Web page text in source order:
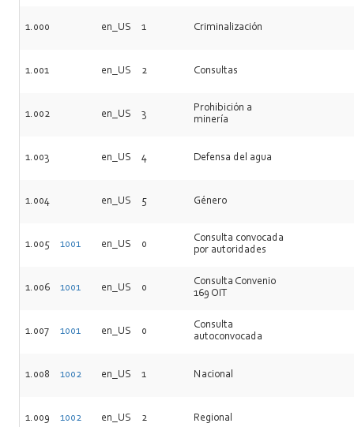
1.000 en_US 1 Criminalización
1.001 en_US 2 Consultas
1.002 en_US 3
Prohibición a
minería
1.003 en_US 4 Defensa del agua
1.004 en_US 5 Género
1.005 1001 en_US 0
Consulta convocada
por autoridades
1.006 1001 en_US 0
Consulta Convenio
169 OIT
1.007 1001 en_US 0
Consulta
autoconvocada
1.008 1002 en_US 1 Nacional
1.009 1002 en_US 2 Regional